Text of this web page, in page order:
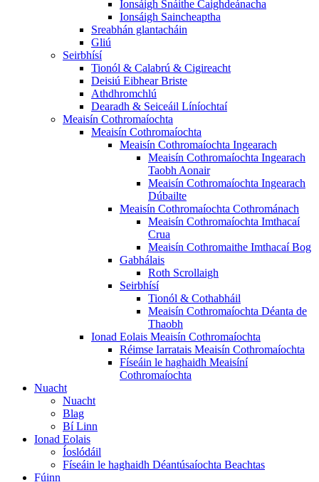
Ionsáigh Snáithe Caighdeánacha
Ionsáigh Saincheaptha
Sreabhán glantacháin
Gliú
Seirbhísí
Tionól & Calabrú & Cigireacht
Deisiú Eibhear Briste
Athdhromchlú
Dearadh & Seiceáil Líníochtaí
Meaisín Cothromaíochta
Meaisín Cothromaíochta
Meaisín Cothromaíochta Ingearach
Meaisín Cothromaíochta Ingearach
Taobh Aonair
Meaisín Cothromaíochta Ingearach
Dúbailte
Meaisín Cothromaíochta Cothrománach
Meaisín Cothromaíochta Imthacaí
Crua
Meaisín Cothromaithe Imthacaí Bog
Gabhálais
Roth Scrollaigh
Seirbhísí
Tionól & Cothabháil
Meaisín Cothromaíochta Déanta de
Thaobh
Ionad Eolais Meaisín Cothromaíochta
Réimse Iarratais Meaisín Cothromaíochta
Físeáin le haghaidh Meaisíní
Cothromaíochta
Nuacht
Nuacht
Blag
Bí Linn
Ionad Eolais
Íoslódáil
Físeáin le haghaidh Déantúsaíochta Beachtas
Fúinn